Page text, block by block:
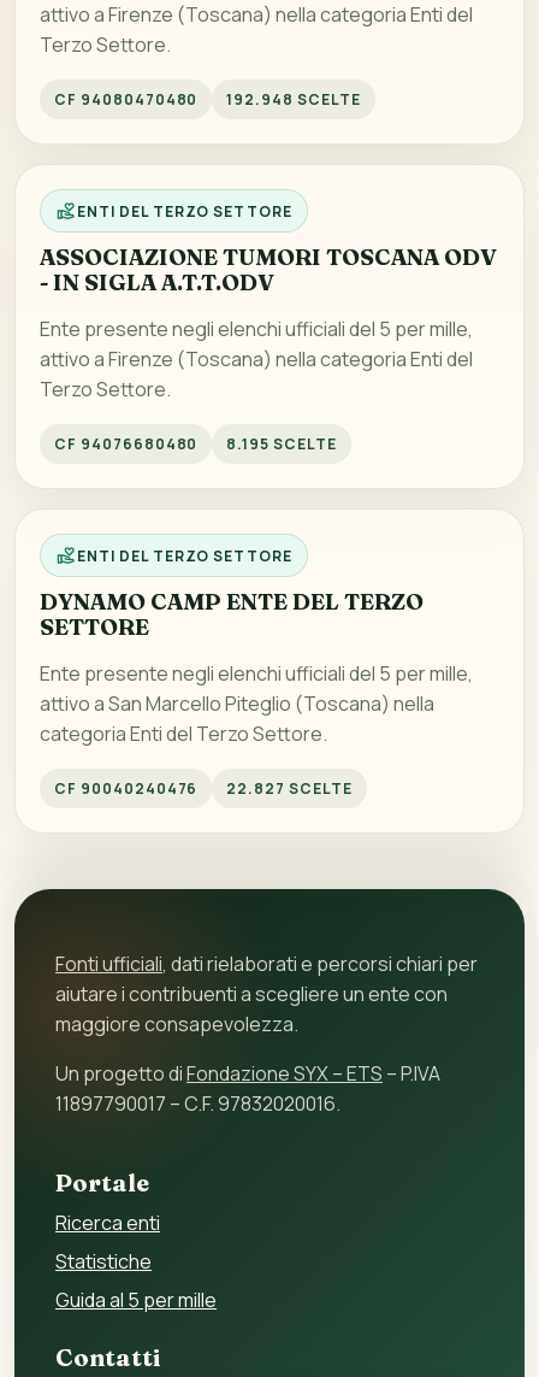
attivo a Firenze (Toscana) nella categoria Enti del
Terzo Settore.
CF 94080470480 192.948 SCELTE
ENTI DEL TERZO SETTORE
ASSOCIAZIONE TUMORI TOSCANA ODV
- IN SIGLA A.T.T.ODV
Ente presente negli elenchi ufficiali del 5 per mille,
attivo a Firenze (Toscana) nella categoria Enti del
Terzo Settore.
CF 94076680480 8.195 SCELTE
ENTI DEL TERZO SETTORE
DYNAMO CAMP ENTE DEL TERZO
SETTORE
Ente presente negli elenchi ufficiali del 5 per mille,
attivo a San Marcello Piteglio (Toscana) nella
categoria Enti del Terzo Settore.
CF 90040240476 22.827 SCELTE
Fonti ufficiali, dati rielaborati e percorsi chiari per
aiutare i contribuenti a scegliere un ente con
maggiore consapevolezza.
Un progetto diFondazione SYX – ETS – P.IVA
11897790017 – C.F. 97832020016.
Portale
Ricerca enti
Statistiche
Guida al 5 per mille
Contatti